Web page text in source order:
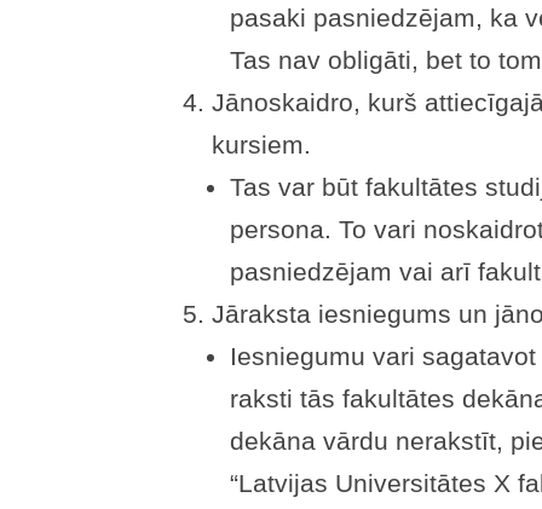
pasaki pasniedzējam, ka
Tas nav obligāti, bet to
Jānoskaidro, kurš
kursiem.
Tas var būt fakultātes
persona. To vari
pasniedzējam vai arī
Jāraksta iesniegums un
Iesniegumu vari
raksti tās fakultātes
dekāna vārdu nerakstīt,
“Latvijas Universitātes X